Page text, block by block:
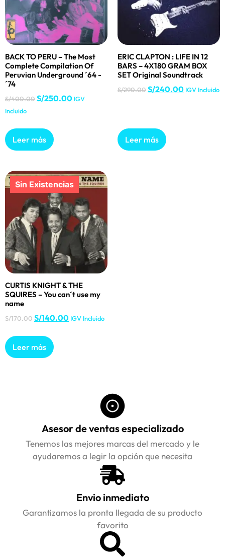
BACK TO PERU – The Most
Complete Compilation Of
Peruvian Underground ´64 -
´74
S/400.00S/250.00 IGV
Incluido
Leer más
ERIC CLAPTON : LIFE IN 12
BARS – 4X180 GRAM BOX
SET Original Soundtrack
S/290.00S/240.00 IGV Incluido
Leer más
CURTIS KNIGHT & THE
SQUIRES – You can´t use my
name
S/170.00S/140.00 IGV Incluido
Leer más
Asesor de ventas especializado
Tenemos las mejores marcas del mercado y le
ayudaremos a legir la opción que necesita
Envio inmediato
Garantizamos la pronta llegada de su producto
favorito